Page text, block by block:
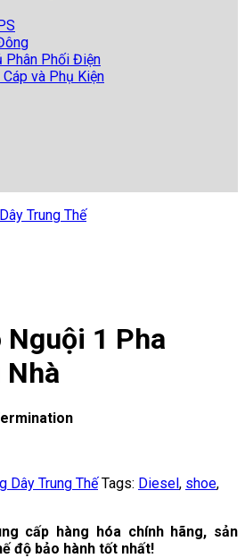
Phân Phối Điện
và Phụ Kiện
Trung Thế
Nguội 1 Pha
Nhà
Dây Trung Thế Tags: Diesel, shoe,
cấp hàng hóa chính hãng, sản
độ bảo hành tốt nhất!